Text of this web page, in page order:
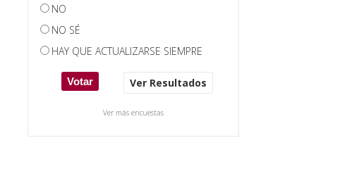
NO
NO SÉ
HAY QUE ACTUALIZARSE SIEMPRE
Ver Resultados
Ver más encuestas